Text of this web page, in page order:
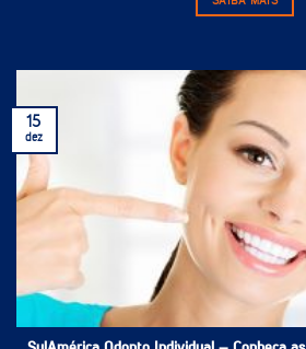
15
dez